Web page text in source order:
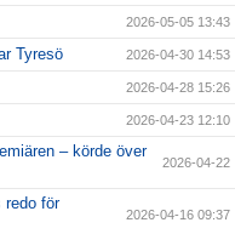
2026-05-05 13:43
Tyresö 2026-04-30 14:53
2026-04-28 15:26
2026-04-23 12:10
– körde över
2026-04-22
redo för
2026-04-16 09:37